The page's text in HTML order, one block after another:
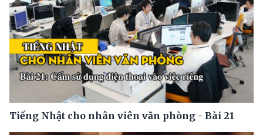
Tiếng Nhật cho nhân viên văn phòng - Bài 21